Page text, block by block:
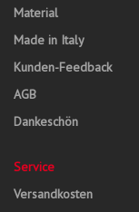
Material
Made in Italy
Kunden-Feedback
AGB
Dankeschön
Service
Versandkosten